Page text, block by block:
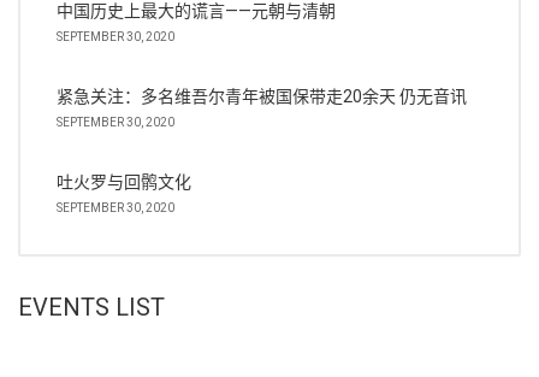
中国历史上最大的谎言——元朝与清朝
SEPTEMBER 30, 2020
紧急关注：多名维吾尔青年被国保带走20余天 仍无音讯
SEPTEMBER 30, 2020
吐火罗与回鹘文化
SEPTEMBER 30, 2020
EVENTS LIST